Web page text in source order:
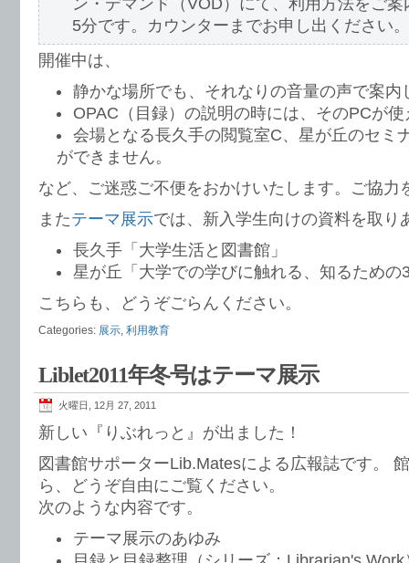
ン・デマンド（VOD）にて、利用方法をご
5分です。カウンターまでお申し出ください。
開催中は、
静かな場所でも、それなりの音量の声で案内
OPAC（目録）の説明の時には、そのPCが
会場となる長久手の閲覧室C、星が丘のセミ
ができません。
など、ご迷惑ご不便をおかけいたします。ご協力
またテーマ展示では、新入学生向けの資料を取り
長久手「大学生活と図書館」
星が丘「大学での学びに触れる、知るための
こちらも、どうぞごらんください。
Categories: 展示, 利用教育
Liblet2011年冬号はテーマ展示
火曜日, 12月 27, 2011
新しい『りぶれっと』が出ました！
図書館サポーターLib.Matesによる広報誌です。
ら、どうぞ自由にご覧ください。
次のような内容です。
テーマ展示のあゆみ